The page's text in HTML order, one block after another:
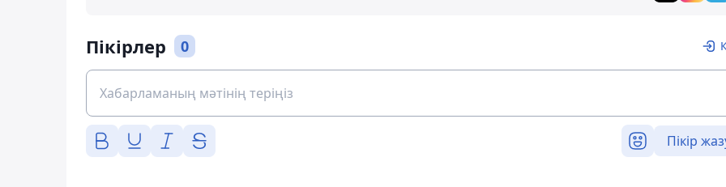
Пікірлер 0
Пікір